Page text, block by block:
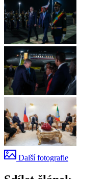
Další fotografie